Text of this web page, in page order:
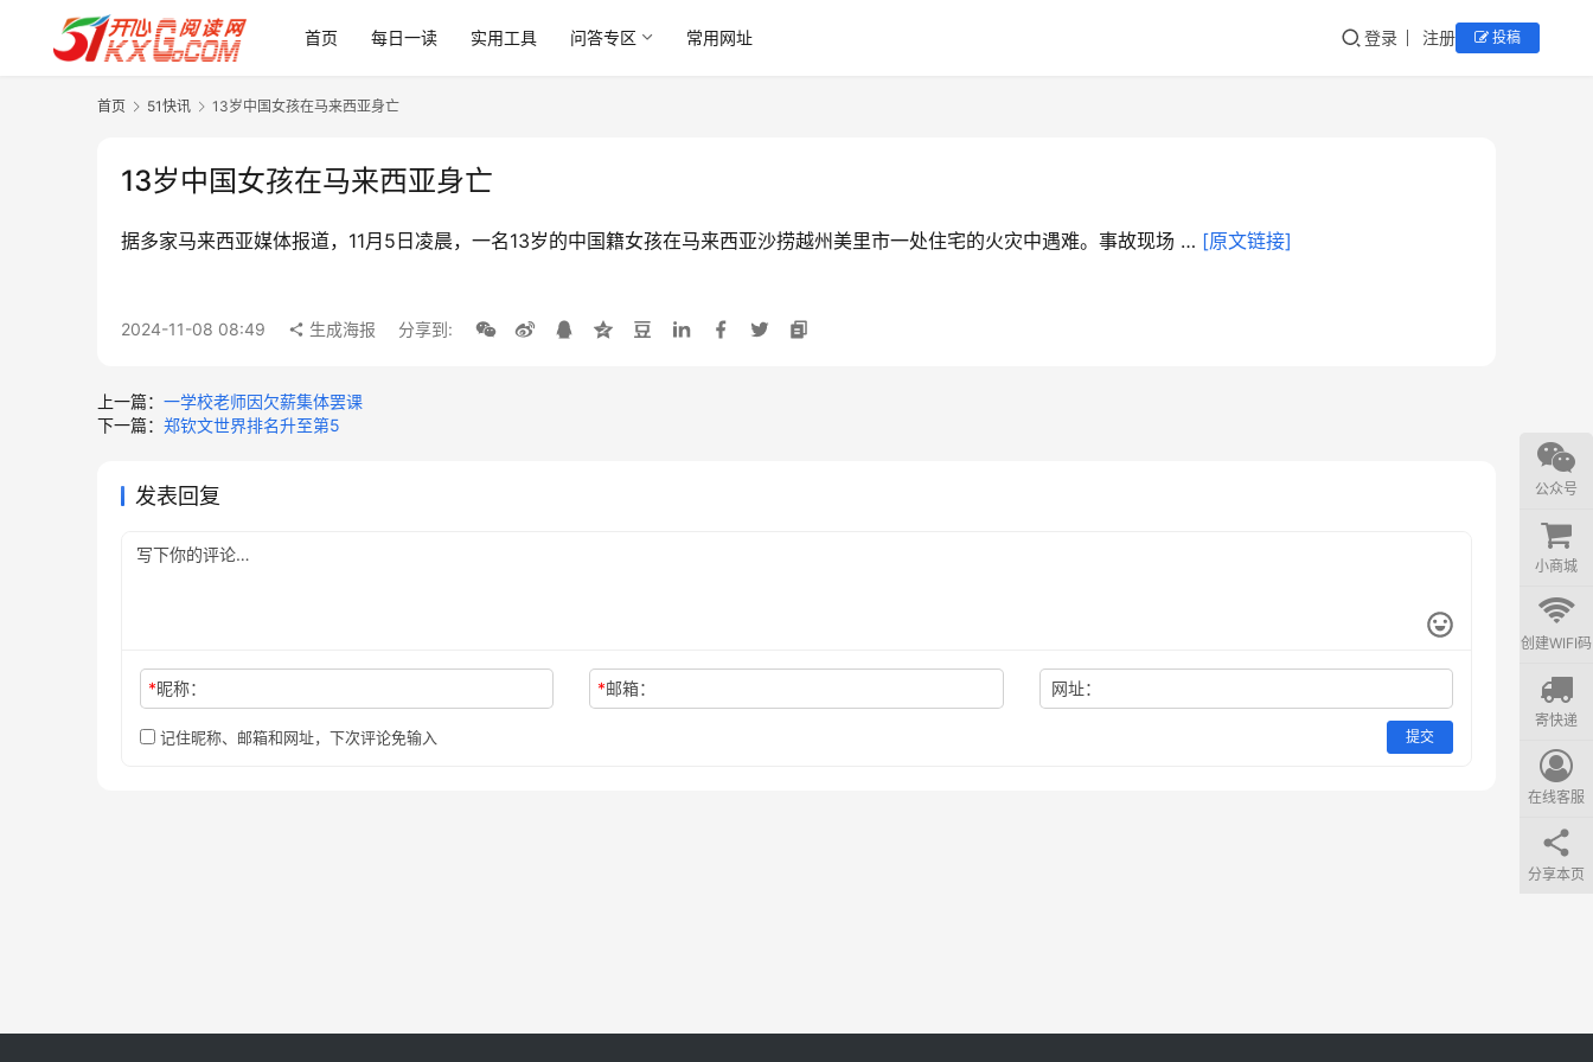
首页 每日一读 实用工具 问答专区 常用网址 登录 注册 投稿
首页 51快讯 13岁中国女孩在马来西亚身亡
13岁中国女孩在马来西亚身亡
据多家马来西亚媒体报道，11月5日凌晨，一名13岁的中国籍女孩在马来西亚沙捞越州美里市一处住宅的火灾中遇难。事故现场 … [原文链接]
2024-11-08 08:49 生成海报 分享到:
上一篇： 一学校老师因欠薪集体罢课
下一篇： 郑钦文世界排名升至第5
发表回复
*昵称： *邮箱： 网址：
记住昵称、邮箱和网址，下次评论免输入 提交
公众号
小商城
创建WIFI码
寄快递
在线客服
分享本页